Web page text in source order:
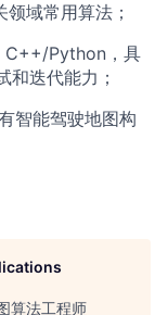
域常用算法；
C++/Python，具
和迭代能力；
智能驾驶地图构
算法工程师